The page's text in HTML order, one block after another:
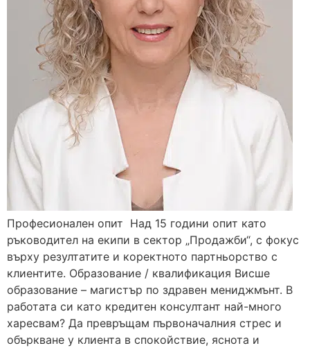
Професионален опит Над 15 години опит като
ръководител на екипи в сектор „Продажби“, с фокус
върху резултатите и коректното партньорство с
клиентите. Образование / квалификация Висше
образование – магистър по здравен мениджмънт. В
работата си като кредитен консултант най-много
харесвам? Да превръщам първоначалния стрес и
объркване у клиента в спокойствие, яснота и